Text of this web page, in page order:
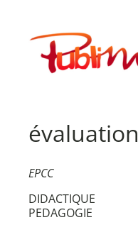
contenuPublimath
EPCC
DIDACTIQUE
PEDAGOGIE